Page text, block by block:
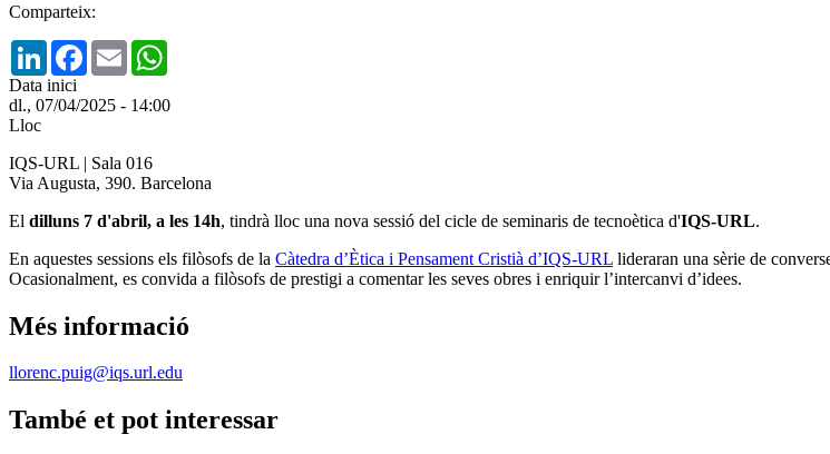
Comparteix:
LinkedInFacebook
Email
Data inici
dl., 07/04/2025 - 14:00
Lloc
IQS-URL | Sala 016
Via Augusta, 390. Barcelona
El dilluns 7 d'abril, a les 14h, tindrà lloc una nova sessió del cicle de seminaris de tecnoètica d'IQS-URL.
En aquestes sessions els filòsofs de la Càtedra d’Ètica i Pensament Cristià d’IQS-URL lideraran una sèrie de
Ocasionalment, es convida a filòsofs de prestigi a comentar les seves obres i enriquir l’intercanvi d’idees.
Més informació
llorenc.puig@iqs.url.edu
També et pot interessar